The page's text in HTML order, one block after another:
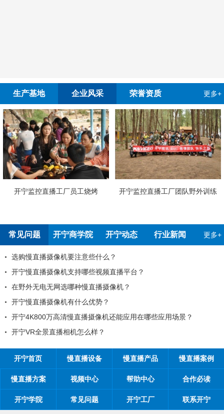
生产基地 企业风采 荣誉资质 更多+
烧烤
开宁监控直播工厂团队野外训练
常见问题 开宁商学院 开宁动态 行业新闻 更多+
意些什么？
哪些视频直播平台？
慢直播摄像机？
么优势？
播摄像机还能应用在哪些应用场景？
么样？
开宁慢直播厂家告诉
开宁首页 慢直播设备 慢直播产品 慢直播案例
慢直播方案 视频中心 帮助中心 合作必读
开宁学院 常见问题 开宁工厂 联系开宁